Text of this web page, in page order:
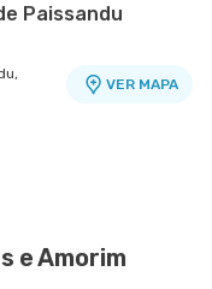
Paissandu
VER MAPA
do
e Amorim